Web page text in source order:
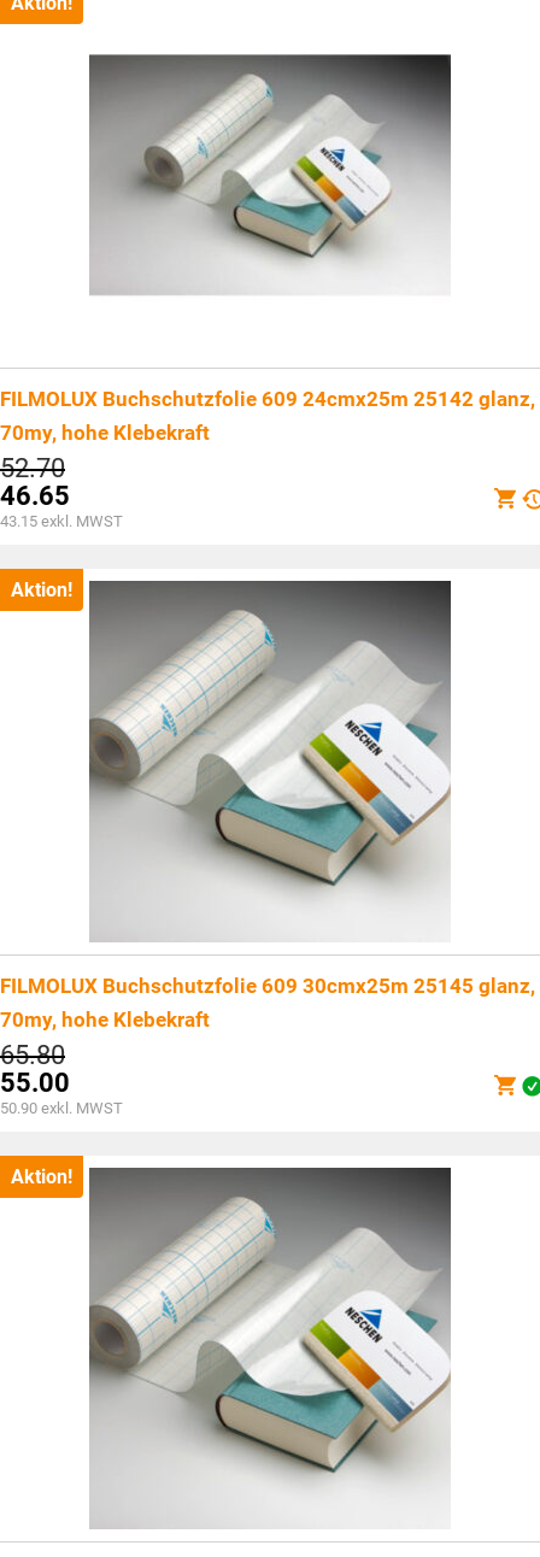
FILMOLUX Buchschutzfolie 609 24cmx25m 25142 glanz,
70my, hohe Klebekraft
52.70Ursprünglicher
Preis
war:
CHF52.70
46.65
Aktueller
ist:
CHF46.65.
43.15 exkl. MWST
Aktion!
FILMOLUX Buchschutzfolie 609 30cmx25m 25145 glanz,
70my, hohe Klebekraft
65.80Ursprünglicher
Preis
war:
CHF65.80
55.00
Aktueller
ist:
CHF55.00.
50.90 exkl. MWST
Aktion!